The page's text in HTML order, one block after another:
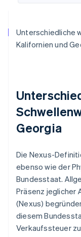
Unterschiedliche
Kalifornien und
Georgia
Die Nexus-
ebenso wie der
Bundesstaat.
Präsenz jeglicher
(Nexus)
diesem
Verkaufssteuer